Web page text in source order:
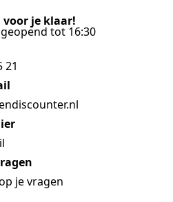
voor je klaar!
tot 16:30
21
je vragen